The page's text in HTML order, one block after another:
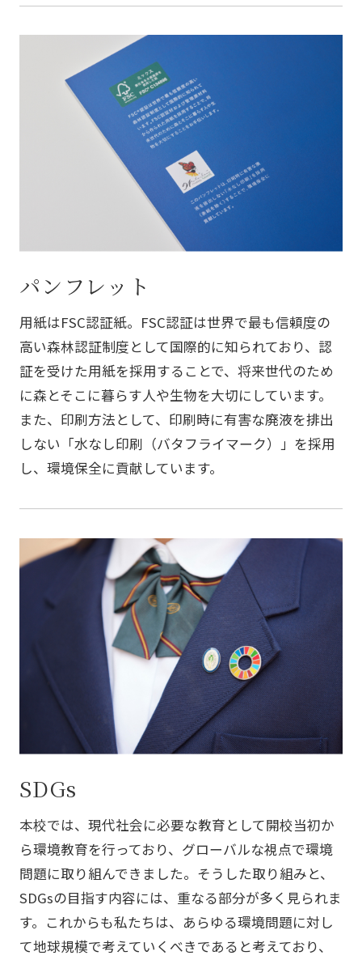
パンフレット
用紙はFSC認証紙。FSC認証は世界で最も信頼度の
高い森林認証制度として国際的に知られており、認
証を受けた用紙を採用することで、将来世代のため
に森とそこに暮らす人や生物を大切にしています。
また、印刷方法として、印刷時に有害な廃液を排出
しない「水なし印刷（バタフライマーク）」を採用
し、環境保全に貢献しています。
SDGs
本校では、現代社会に必要な教育として開校当初か
ら環境教育を行っており、グローバルな視点で環境
問題に取り組んできました。そうした取り組みと、
SDGsの目指す内容には、重なる部分が多く見られま
す。これからも私たちは、あらゆる環境問題に対し
て地球規模で考えていくべきであると考えており、